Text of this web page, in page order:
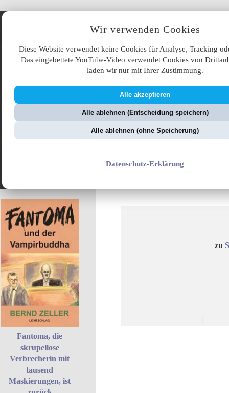
Wir verwenden Cookies
Diese Website verwendet keine Cookies für Analyse, Tracking
Das eingebettete YouTube-Video verwendet Cookies von
laden wir nur mit Ihrer Zustimmung.
Alle akzeptieren
Alle ablehnen (Entscheidung speichern)
Alle ablehnen (ohne Speicherung)
Datenschutz-Erklärung
Angebote
Fantoma, die
skrupellose
Verbrecherin mit
tausend
Maskierungen, ist
zu